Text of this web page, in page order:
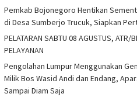
Pemkab Bojonegoro Hentikan
di Desa Sumberjo Trucuk, Siapkan
PELATARAN SABTU 08 AGUSTUS, ATR/
PELAYANAN
Pengolahan Lumpur Menggunakan
Milik Bos Wasid Andi dan Endang,
Sampai Diam Saja